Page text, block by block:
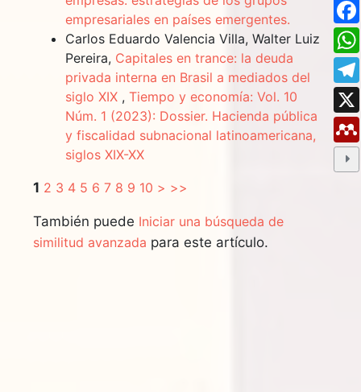
empresariales en países emergentes.
Carlos Eduardo Valencia Villa, Walter Luiz
Pereira, Capitales en trance: la deuda
privada interna en Brasil a mediados del
siglo XIX ,Tiempo y economía: Vol. 10
Núm. 1 (2023): Dossier. Hacienda pública
y fiscalidad subnacional latinoamericana,
siglos XIX-XX
1 2 3 4 5 6 7 8 9 10 > >>
También puede Iniciar una búsqueda de
similitud avanzada para este artículo.